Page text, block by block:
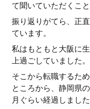
て聞いていただくこ
振り返りがてら、正
ています。
私はもともと大阪に
上過ごしていました。
そこから転職するた
ところから、静岡県
月ぐらい経過しました